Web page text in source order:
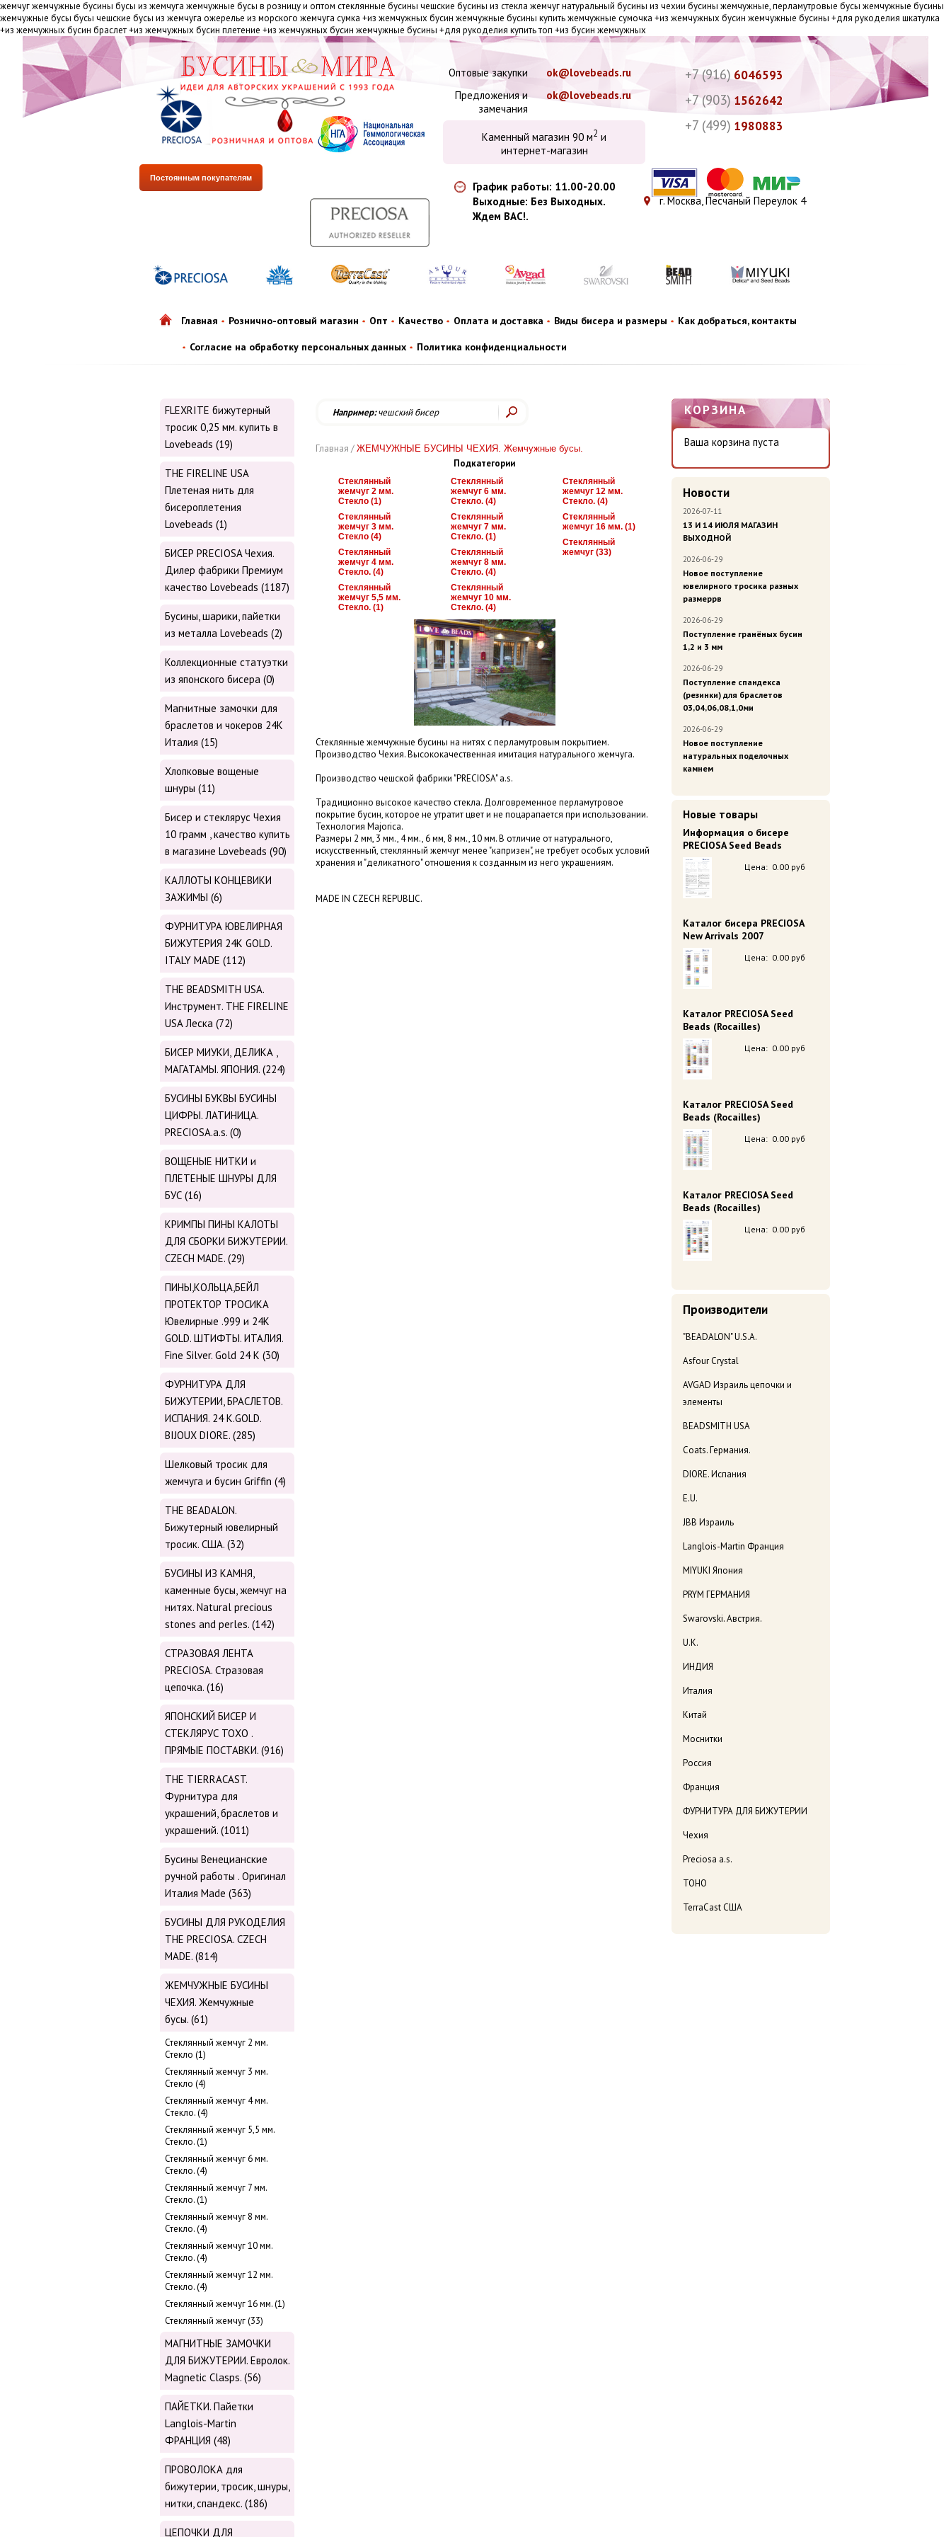
жемчуг жемчужные бусины бусы из жемчуга жемчужные бусы в розницу и оптом стеклянные бусины чешские бусины из стекла жемчуг натуральный бусины из чехии бусины жемчужные, перламутровые бусы жемчужные бусины
жемчужные бусы бусы чешские бусы из жемчуга ожерелье из морского жемчуга сумка +из жемчужных бусин жемчужные бусины купить жемчужные сумочка +из жемчужных бусин жемчужные бусины +для рукоделия шкатулка
+из жемчужных бусин браслет +из жемчужных бусин плетение +из жемчужных бусин жемчужные бусины +для рукоделия купить топ +из бусин жемчужных
+7 (916) 6046593
+7 (903) 1562642
+7 (499) 1980883
Оптовые закупки
ok@lovebeads.ru
Предложения и
замечания
ok@lovebeads.ru
Каменный магазин 90 м2 и
интернет-магазин
г. Москва, Песчаный Переулок 4
График работы: 11.00-20.00
Выходные: Без Выходных.
Ждем ВАС!.
Постоянным покупателям
Главная Рознично-оптовый магазин Опт Качество Оплата и доставка Виды бисера и размеры Как добраться, контакты
Согласие на обработку персональных данных Политика конфиденциальности
КОРЗИНА
Ваша корзина пуста
Новости
2026-07-11
13 И 14 ИЮЛЯ МАГАЗИН
ВЫХОДНОЙ
2026-06-29
Новое поступление
ювелирного тросика разных
размеррв
2026-06-29
Поступление гранёных бусин
1,2 и 3 мм
2026-06-29
Поступление спандекса
(резинки) для браслетов
03,04,06,08,1,0ми
2026-06-29
Новое поступление
натуральных поделочных
камнем
Новые товары
Информация о бисере
PRECIOSA Seed Beads
Цена: 0.00 руб
Каталог бисера PRECIOSA
New Arrivals 2007
Цена: 0.00 руб
Каталог PRECIOSA Seed
Beads (Rocailles)
Цена: 0.00 руб
Каталог PRECIOSA Seed
Beads (Rocailles)
Цена: 0.00 руб
Каталог PRECIOSA Seed
Beads (Rocailles)
Цена: 0.00 руб
Производители
"BEADALON" U.S.A.
Asfour Crystal
AVGAD Израиль цепочки и
элементы
BEADSMITH USA
Coats. Германия.
DIORE. Испания
E.U.
JBB Израиль
Langlois-Martin Франция
MIYUKI Япония
PRYM ГЕРМАНИЯ
Swarovski. Австрия.
U.K.
ИНДИЯ
Италия
Китай
Моснитки
Россия
Франция
ФУРНИТУРА ДЛЯ БИЖУТЕРИИ
Чехия
Preciosa a.s.
TOHO
TerraCast США
FLEXRITE бижутерный
тросик 0,25 мм. купить в
Lovebeads (19)
THE FIRELINE USA
Плетеная нить для
бисероплетения
Lovebeads (1)
БИСЕР PRECIOSA Чехия.
Дилер фабрики Премиум
качество Lovebeads (1187)
Бусины, шарики, пайетки
из металла Lovebeads (2)
Коллекционные статуэтки
из японского бисера (0)
Магнитные замочки для
браслетов и чокеров 24К
Италия (15)
Хлопковые вощеные
шнуры (11)
Бисер и стеклярус Чехия
10 грамм , качество купить
в магазине Lovebeads (90)
КАЛЛОТЫ КОНЦЕВИКИ
ЗАЖИМЫ (6)
ФУРНИТУРА ЮВЕЛИРНАЯ
БИЖУТЕРИЯ 24К GOLD.
ITALY MADE (112)
THE BEADSMITH USA.
Инструмент. THE FIRELINE
USA Леска (72)
БИСЕР МИУКИ, ДЕЛИКА ,
МАГАТАМЫ. ЯПОНИЯ. (224)
БУСИНЫ БУКВЫ БУСИНЫ
ЦИФРЫ. ЛАТИНИЦА.
PRECIOSA.a.s. (0)
ВОЩЕНЫЕ НИТКИ и
ПЛЕТЕНЫЕ ШНУРЫ ДЛЯ
БУС (16)
КРИМПЫ ПИНЫ КАЛОТЫ
ДЛЯ СБОРКИ БИЖУТЕРИИ.
CZECH MADE. (29)
ПИНЫ,КОЛЬЦА,БЕЙЛ
ПРОТЕКТОР ТРОСИКА
Ювелирные .999 и 24К
GOLD. ШТИФТЫ. ИТАЛИЯ.
Fine Silver. Gold 24 K (30)
ФУРНИТУРА ДЛЯ
БИЖУТЕРИИ, БРАСЛЕТОВ.
ИСПАНИЯ. 24 K.GOLD.
BIJOUX DIORE. (285)
Шелковый тросик для
жемчуга и бусин Griffin (4)
THE BEADALON.
Бижутерный ювелирный
тросик. США. (32)
БУСИНЫ ИЗ КАМНЯ,
каменные бусы, жемчуг на
нитях. Natural precious
stones and perles. (142)
СТРАЗОВАЯ ЛЕНТА
PRECIOSA. Стразовая
цепочка. (16)
ЯПОНСКИЙ БИСЕР И
СТЕКЛЯРУС TOХО .
ПРЯМЫЕ ПОСТАВКИ. (916)
THE TIERRACAST.
Фурнитура для
украшений, браслетов и
украшений. (1011)
Бусины Венецианские
ручной работы . Оригинал
Италия Made (363)
БУСИНЫ ДЛЯ РУКОДЕЛИЯ
THE PRECIOSA. CZECH
MADE. (814)
ЖЕМЧУЖНЫЕ БУСИНЫ
ЧЕХИЯ. Жемчужные
бусы. (61)
Стеклянный жемчуг 2 мм.
Стекло (1)
Стеклянный жемчуг 3 мм.
Стекло (4)
Стеклянный жемчуг 4 мм.
Cтекло. (4)
Стеклянный жемчуг 5,5 мм.
Стекло. (1)
Стеклянный жемчуг 6 мм.
Стекло. (4)
Стеклянный жемчуг 7 мм.
Стекло. (1)
Стеклянный жемчуг 8 мм.
Стекло. (4)
Стеклянный жемчуг 10 мм.
Стекло. (4)
Стеклянный жемчуг 12 мм.
Стекло. (4)
Стеклянный жемчуг 16 мм. (1)
Стеклянный жемчуг (33)
МАГНИТНЫЕ ЗАМОЧКИ
ДЛЯ БИЖУТЕРИИ. Евролок.
Magnetic Сlasps. (56)
ПАЙЕТКИ. Пайетки
Langlois-Martin
ФРАНЦИЯ (48)
ПРОВОЛОКА для
бижутерии, тросик, шнуры,
нитки, cпандекс. (186)
ЦЕПОЧКИ ДЛЯ
Например:чешский бисер
Главная / ЖЕМЧУЖНЫЕ БУСИНЫ ЧЕХИЯ. Жемчужные бусы.
Подкатегории
Стеклянный
жемчуг 2 мм.
Стекло (1)
Стеклянный
жемчуг 3 мм.
Стекло (4)
Стеклянный
жемчуг 4 мм.
Cтекло. (4)
Стеклянный
жемчуг 5,5 мм.
Стекло. (1)
Стеклянный
жемчуг 6 мм.
Стекло. (4)
Стеклянный
жемчуг 7 мм.
Стекло. (1)
Стеклянный
жемчуг 8 мм.
Стекло. (4)
Стеклянный
жемчуг 10 мм.
Стекло. (4)
Стеклянный
жемчуг 12 мм.
Стекло. (4)
Стеклянный
жемчуг 16 мм. (1)
Стеклянный
жемчуг (33)
Стеклянные жемчужные бусины на нитях с перламутровым покрытием.
Производство Чехия. Высококачественная имитация натурального жемчуга.
Производство чешской фабрики "PRECIOSA" a.s.
Традиционно высокое качество стекла. Долговременное перламутровое
покрытие бусин, которое не утратит цвет и не поцарапается при использовании.
Технология Majorica.
Размеры 2 мм, 3 мм., 4 мм., 6 мм, 8 мм., 10 мм. В отличие от натурального,
искусственный, стеклянный жемчуг менее "капризен", не требует особых условий
хранения и "деликатного" отношения к созданным из него украшениям.
MADE IN CZECH REPUBLIC.